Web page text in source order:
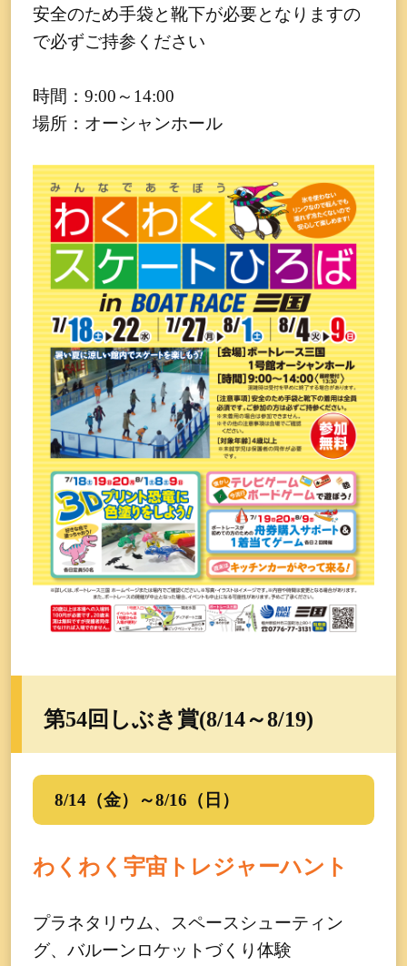
安全のため手袋と靴下が必要となりますの
で必ずご持参ください
時間：9:00～14:00
場所：オーシャンホール
第54回しぶき賞(8/14～8/19)
8/14（金）～8/16（日）
わくわく宇宙トレジャーハント
プラネタリウム、スペースシューティン
グ、バルーンロケットづくり体験